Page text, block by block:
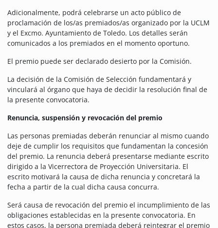
Adicionalmente, podrá celebrarse un acto público de
proclamación de los/as premiados/as organizado por la UCLM
y el Excmo. Ayuntamiento de Toledo. Los detalles serán
comunicados a los premiados en el momento oportuno.
El premio puede ser declarado desierto por la Comisión.
La decisión de la Comisión de Selección fundamentará y
vinculará al órgano que haya de decidir la resolución final de
la presente convocatoria.
Renuncia, suspensión y revocación del premio
Las personas premiadas deberán renunciar al mismo cuando
deje de cumplir los requisitos que fundamentan la concesión
del premio. La renuncia deberá presentarse mediante escrito
dirigido a la Vicerrectora de Proyección Universitaria. El
escrito motivará la causa de dicha renuncia y concretará la
fecha a partir de la cual dicha causa concurra.
Será causa de revocación del premio el incumplimiento de las
obligaciones establecidas en la presente convocatoria. En
estos casos, la persona premiada deberá reintegrar el premio